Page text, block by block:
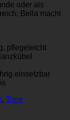
oder als
Bella macht
pflegeleicht
einsetzbar
, Tiere